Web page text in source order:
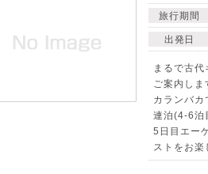
旅行期間
出発日
まるで古
ご案内しま
カランバ
連泊(4-6泊
5日目エー
ストをお楽